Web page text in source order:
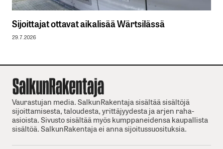
Sijoittajat ottavat aikalisää Wärtsilässä
29.7.2026
Vaurastujan media. SalkunRakentaja sisältää sisältöjä
sijoittamisesta, taloudesta, yrittäjyydesta ja arjen raha-
asioista. Sivusto sisältää myös kumppaneidensa kaupallista
sisältöä. SalkunRakentaja ei anna sijoitussuosituksia.